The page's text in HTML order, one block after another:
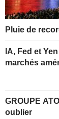
Pluie de
IA, Fed et
marchés
GROUPE ATOS : une nouvelle
oublier